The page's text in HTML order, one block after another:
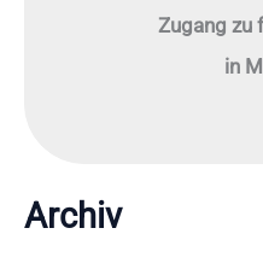
Zugang zu
in
Archiv